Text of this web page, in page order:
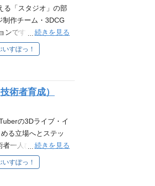
groupのパーパス
体現できる方 自発
自己成長を実感した
部分まで品質にこ
当社グループが
す。 IPを運営する
イベントを通して
の舞台裏と振り返
ャリアアップを目指
・BlenderやMaya
メーションの製作
・Brave groupのパ
一緒に体現できる
しながら自己成長
協せず細かい部分
参考 ❐配属部署につ
」、「RIOT MUSI
っている部門で
ト制作に携わるこ
うすればキャラク
ことができる ・将
ための技術開発責
る「スタジオ」の部
作チーム・3DCG
ンです。 ❐具体的な
育成、メンバー教
キル・経験 ❐必須
マネジメント経験
、スタートアップ企
信、toCサービス
人材開発に関する
における組織マネジ
思決定力 ・最新技
、日本の冒険心
い方 ・自身の仕事
こだわれる方 ・互
続きを見る
いすぽっ！
術者育成）
の3Dライブ・イ
る立場へとステッ
者一人ひとりを理解
ただきます。 ❐具
が円滑に業務を遂
の連携・調整 ・IP
続きを見る
いすぽっ！